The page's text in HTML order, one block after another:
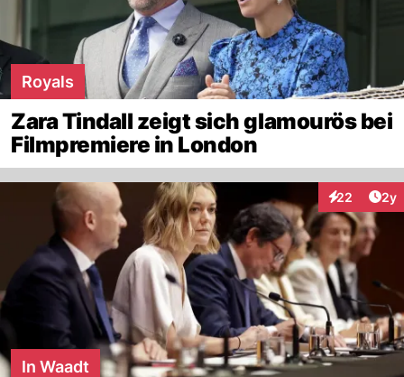
Royals
Zara Tindall zeigt sich glamourös bei
Filmpremiere in London
22
Interaktionen
2y
In Waadt